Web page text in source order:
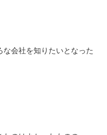
な会社を知りたいとなった